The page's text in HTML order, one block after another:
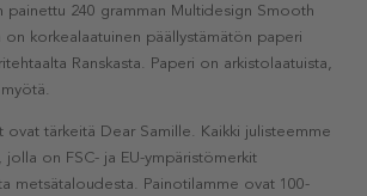
painettu 240 gramman Multidesign Smooth
korkealaatuinen päällystämätön paperi
Ranskasta. Paperi on arkistolaatuista,
ovat tärkeitä Dear Samille. Kaikki julisteemme
on FSC- ja EU-ympäristömerkit
metsätaloudesta. Painotilamme ovat 100-